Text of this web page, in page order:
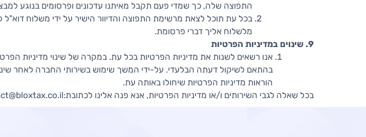
התפוצה שלה, כך שמדי פעם תקבל מאיתנו עדכונים ופרסומים בנוגע
מלשלוח אליך דברי פרסומת.
9. שינוים במדיניות הפרטיות
אנו רשאים לשנות את מדיניות הפרטיות בכל עת. במקרה של שינוי מדיניות
בהתאם לשיקול דעתה הבלעדי. על-ידי המשך שימוש בשירותי החברה לאחר
הוראות מדיניות הפרטיות שיחולו באותה עת.
בכל שאלה לגבי השירותים ו/או מדיניות הפרטיות, אנא פנה אלינו לכתובת:Contact@bloxtax.co.il